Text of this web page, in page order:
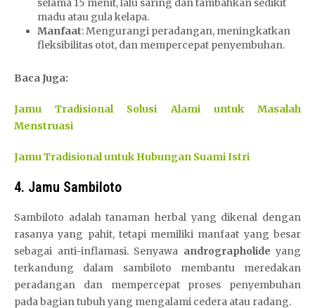
selama 15 menit, lalu saring dan tambahkan sedikit
madu atau gula kelapa.
Manfaat: Mengurangi peradangan, meningkatkan
fleksibilitas otot, dan mempercepat penyembuhan.
Baca Juga:
Jamu Tradisional Solusi Alami untuk Masalah
Menstruasi
Jamu Tradisional untuk Hubungan Suami Istri
4. Jamu Sambiloto
Sambiloto adalah tanaman herbal yang dikenal dengan
rasanya yang pahit, tetapi memiliki manfaat yang besar
sebagai anti-inflamasi. Senyawa andrographolide yang
terkandung dalam sambiloto membantu meredakan
peradangan dan mempercepat proses penyembuhan
pada bagian tubuh yang mengalami cedera atau radang.